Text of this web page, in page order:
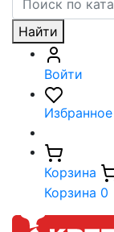
Найти
Войти
Избранное
Корзина
Корзина 0